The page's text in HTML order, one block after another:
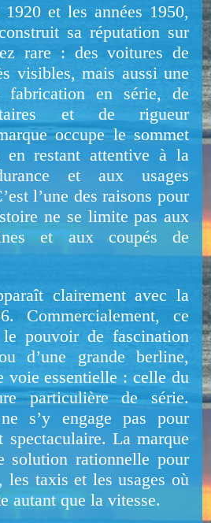
et les années 1950,
sa réputation sur
rare : des voitures de
visibles, mais aussi une
en série, de
et de rigueur
occupe le sommet
en restant attentive à la
et aux usages
l’une des raisons pour
ne se limite pas aux
et aux coupés de
clairement avec la
Commercialement, ce
pouvoir de fascination
d’une grande berline,
voie essentielle : celle du
particulière de série.
s’y engage pas pour
spectaculaire. La marque
rationnelle pour
les taxis et les usages où
autant que la vitesse.